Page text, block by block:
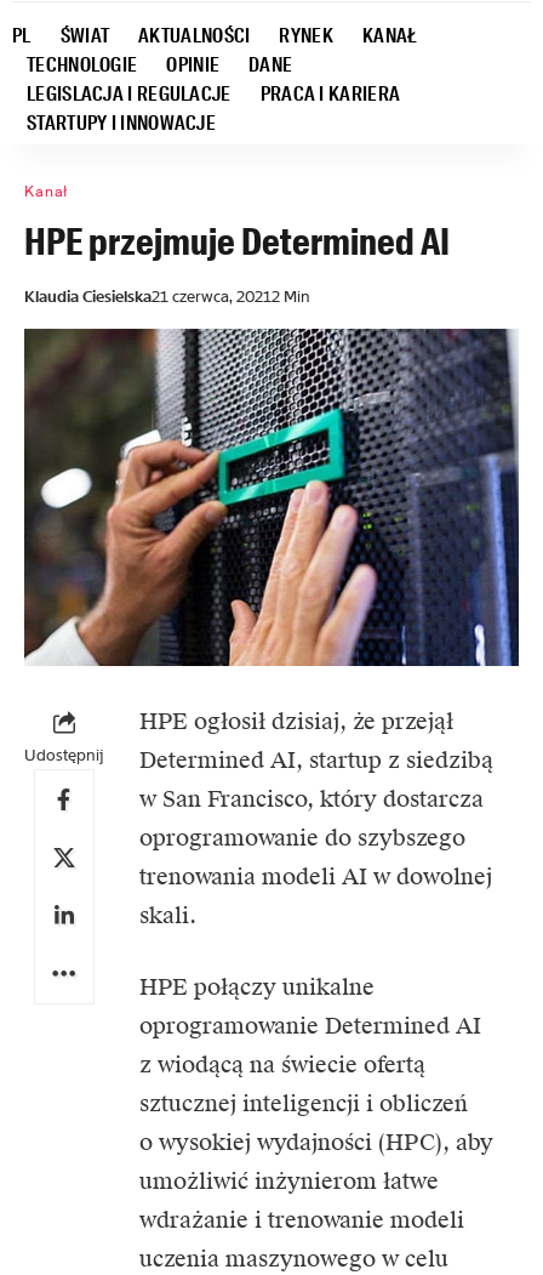
PL ŚWIAT AKTUALNOŚCI RYNEK
KANAŁ
TECHNOLOGIE
OPINIE
DANE
LEGISLACJA I REGULACJE
PRACA I KARIERA
STARTUPY I INNOWACJE
Kanał
HPE przejmuje Determined AI
Klaudia Ciesielska21 czerwca, 20212 Min
Udostępnij
HPE ogłosił dzisiaj, że przejął
Determined AI, startup z siedzibą
w San Francisco, który dostarcza
oprogramowanie do szybszego
trenowania modeli AI w dowolnej
skali.
HPE połączy unikalne
oprogramowanie Determined AI
z wiodącą na świecie ofertą
sztucznej inteligencji i obliczeń
o wysokiej wydajności (HPC), aby
umożliwić inżynierom łatwe
wdrażanie i trenowanie modeli
uczenia maszynowego w celu